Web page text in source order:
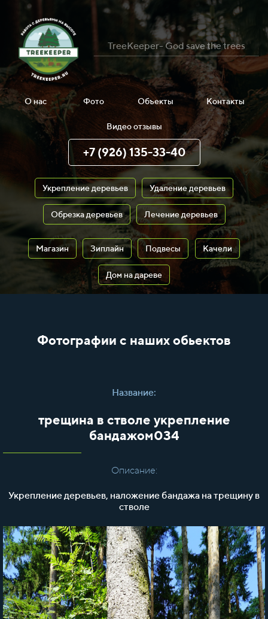
TreeKeeper- God save the trees
О нас Фото Объекты Контакты
Видео отзывы
+7 (926) 135-33-40
Укрепление деревьев Удаление деревьев
Обрезка деревьев Лечение деревьев
Магазин Зиплайн Подвесы Качели
Дом на дареве
Фотографии с наших обьектов
Название:
трещина в стволе укрепление
бандажом034
Описание:
Укрепление деревьев, наложение бандажа на трещину в
стволе